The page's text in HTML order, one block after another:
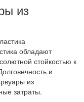
из
обладают
стойкостью к
и
из
затраты.